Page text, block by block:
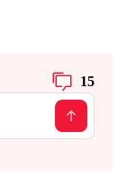
15